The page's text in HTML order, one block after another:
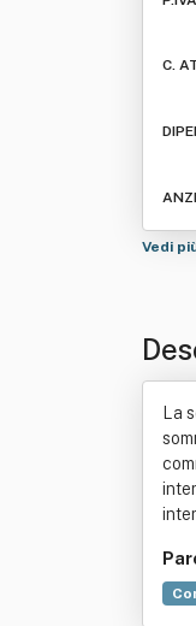
C.
Vedi
La